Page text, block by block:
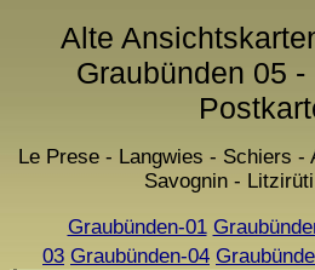
Alte
Graubünden 05
Le Prese - Langwies - Schiers -
Savognin -
Graubünden-01
03 Graubünden-04